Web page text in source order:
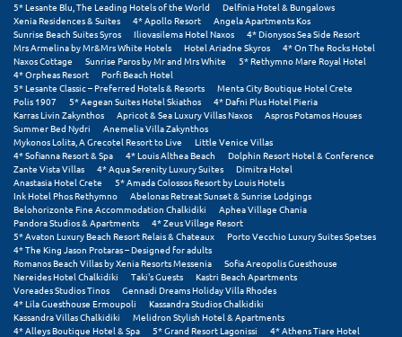
Σαντορίνη
Σέριφος
Σέρρες
Σιθωνία
Σίκινος
Σίφνος
Σκαφιδιά Ηλείας
Σκιάθος
Σκόπελος
Σκύρος
5* Lesante Blu, The Leading Hotels of the World
Delfinia Hotel & Bungalows
Xenia Residences & Suites
4* Apollo Resort
Angela Apartments Kos
Sunrise Beach Suites Syros
Iliovasilema Hotel Naxos
4* Dionysos Sea Side Resort
Mrs Armelina by Mr&Mrs White Hotels
Hotel Ariadne Skyros
4* On The Rocks Hotel
Naxos Cottage
Sunrise Paros by Mr and Mrs White
5* Rethymno Mare Royal Hotel
4* Orpheas Resort
Porfi Beach Hotel
5* Lesante Classic – Preferred Hotels & Resorts
Menta City Boutique Hotel Crete
Polis 1907
5* Aegean Suites Hotel Skiathos
4* Dafni Plus Hotel Pieria
Karras Livin Zakynthos
Apricot & Sea Luxury Villas Naxos
Aspros Potamos Houses
Summer Bed Nydri
Anemelia Villa Zakynthos
Mykonos Lolita, A Grecotel Resort to Live
Little Venice Villas
4* Sofianna Resort & Spa
4* Louis Althea Beach
Dolphin Resort Hotel & Conference
Zante Vista Villas
4* Aqua Serenity Luxury Suites
Dimitra Hotel
Anastasia Hotel Crete
5* Amada Colossos Resort by Louis Hotels
Ink Hotel Phos Rethymno
Abelonas Retreat Sunset & Sunrise Lodgings
Belohorizonte Fine Accommodation Chalkidiki
Aphea Village Chania
Pandora Studios & Apartments
4* Zeus Village Resort
5* Avaton Luxury Beach Resort Relais & Chateaux
Porto Vecchio Luxury Suites Spetses
4* The King Jason Protaras – Designed for adults
Romanos Beach Villas by Xenia Resorts Messenia
Sofia Areopolis Guesthouse
Nereides Hotel Chalkidiki
Taki's Guests
Kastri Beach Apartments
Voreades Studios Tinos
Gennadi Dreams Holiday Villa Rhodes
4* Lila Guesthouse Ermoupoli
Kassandra Studios Chalkidiki
Kassandra Villas Chalkidiki
Melidron Stylish Hotel & Apartments
4* Alleys Boutique Hotel & Spa
5* Grand Resort Lagonissi 4* Athens Tiare Hotel